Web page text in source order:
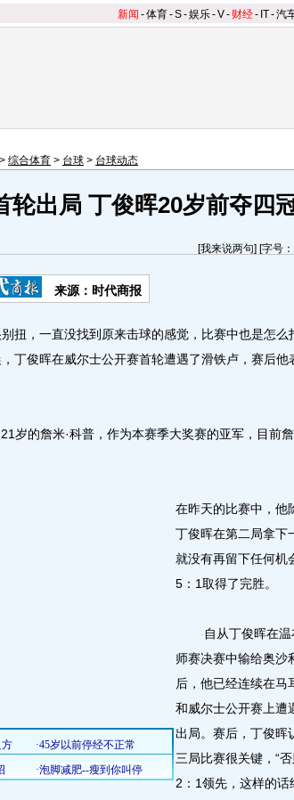
新闻 -体育-S-娱乐-V- 财经- IT-汽
> 综合体育 > 台球 > 台球动态
轮出局 丁俊晖20岁前夺四
[我来说两句] [字号：
来源：时代商报
，一直没找到原来击球的感觉，比赛中也是怎么
丁俊晖在威尔士公开赛首轮遭遇了滑铁卢，赛后他
的詹米·科普，作为本赛季大奖赛的亚军，目前詹
在昨天的比赛中，他
丁俊晖在第二局拿下
就没有再留下任何机
5：1取得了完胜。
自从丁俊晖在温
师赛决赛中输给奥沙
后，他已经连续在马
和威尔士公开赛上遭
出局。赛后，丁俊晖
三局比赛很关键，“
2：1领先，这样的话